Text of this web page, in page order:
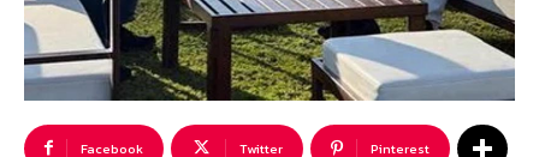
Facebook Twitter Pinterest